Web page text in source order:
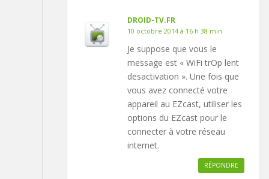
DROID-TV.FR
10 octobre 2014 à 16 h 38 min
Je suppose que vous le
message est « WiFi trOp lent
desactivation ». Une fois que
vous avez connecté votre
appareil au EZcast, utiliser les
options du EZcast pour le
connecter à votre réseau
internet.
RÉPONDRE